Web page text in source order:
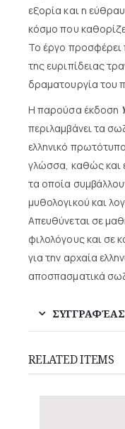
εξορία και η
κόσμο που
Το έργο προσφέρει
της ευριπίδειας
δραματουργία του
Η παρούσα έκδοση
περιλαμβάνει τα
ελληνικό
γλώσσα, καθώς και
τα οποία
μυθολογικού και
Απευθύνεται σε
φιλολόγους και σε
για την αρχαία
αποσπασματικά
ΣΥΓΓΡΑΦΈΑΣ
RELATED ITEMS